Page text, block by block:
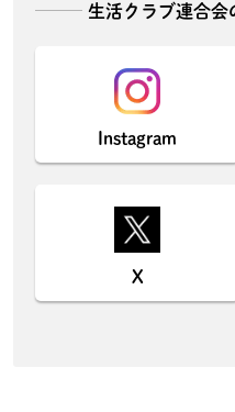
生活クラブ連合会
Instagram
X